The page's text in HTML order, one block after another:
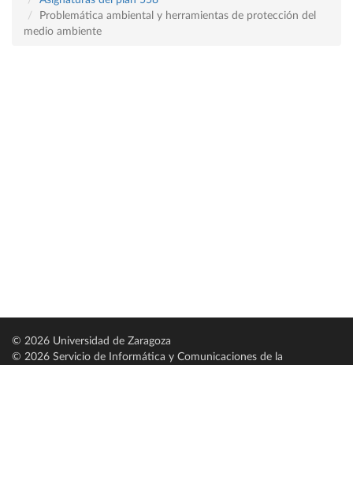
Problemática ambiental y herramientas de protección del
medio ambiente
© 2026 Universidad de Zaragoza
© 2026 Servicio de Informática y Comunicaciones de la